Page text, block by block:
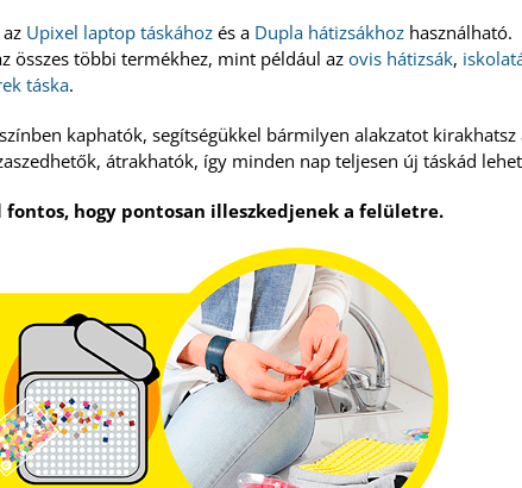
Upixel laptop táskához és a Dupla hátizsákhoz használható.
összes többi termékhez, mint például az ovis hátizsák,
táska.
kaphatók, segítségükkel bármilyen alakzatot kirakhatsz
átrakhatók, így minden nap teljesen új táskád
hogy pontosan illeszkedjenek a felületre.